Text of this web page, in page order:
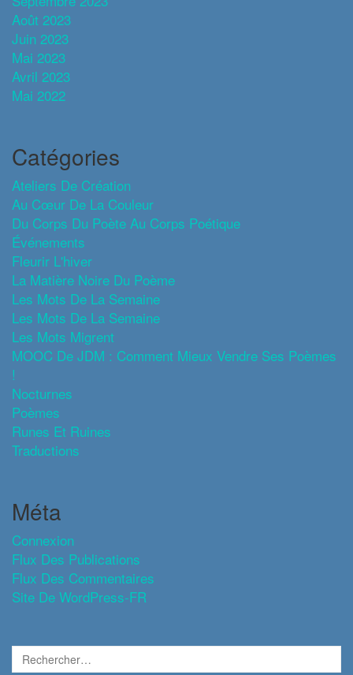
Août 2023
Juin 2023
Mai 2023
Avril 2023
Mai 2022
Catégories
Ateliers De Création
Au Cœur De La Couleur
Du Corps Du Poète Au Corps Poétique
Événements
Fleurir L'hiver
La Matière Noire Du Poème
Les Mots De La Semaine
Les Mots De La Semaine
Les Mots Migrent
MOOC De JDM : Comment Mieux Vendre Ses Poèmes
!
Nocturnes
Poèmes
Runes Et Ruines
Traductions
Méta
Connexion
Flux Des Publications
Flux Des Commentaires
Site De WordPress-FR